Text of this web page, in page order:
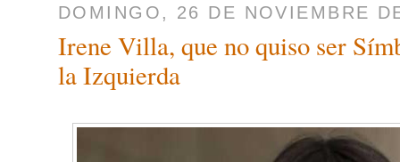
DOMINGO, 26 DE NOVIEMBRE
Irene Villa, que no quiso ser
la Izquierda